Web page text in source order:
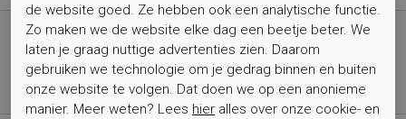
Gratis verzending vanaf € 59,- (voor NL)
Bestel nu, betaal achteraf met Klarna
Levertijd 1-2 werkdagen*
Retourtermijn van 2 weken
de website goed. Ze hebben ook een analytische functie.
Zo maken we de website elke dag een beetje beter. We
laten je graag nuttige advertenties zien. Daarom
gebruiken we technologie om je gedrag binnen en buiten
onze website te volgen. Dat doen we op een anonieme
manier. Meer weten? Lees hier alles over onze cookie- en